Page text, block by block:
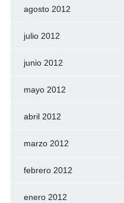
agosto 2012
julio 2012
junio 2012
mayo 2012
abril 2012
marzo 2012
febrero 2012
enero 2012